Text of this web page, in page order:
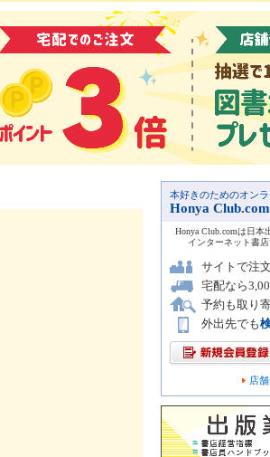
本好きのためのオン
Honya
Honya Club.comは日
インターネット書店
サイトで注
宅配なら
予約も取り
外出先でも
店